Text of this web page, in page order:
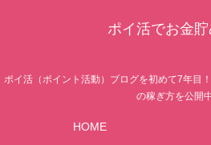
ポイ活でお金貯
ポイ活（ポイント活動）ブログを初めて7年目
の稼ぎ方を公開
HOME